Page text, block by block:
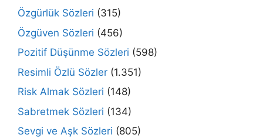
Özgürlük Sözleri (315)
Özgüven Sözleri (456)
Pozitif Düşünme Sözleri (598)
Resimli Özlü Sözler (1.351)
Risk Almak Sözleri (148)
Sabretmek Sözleri (134)
Sevgi ve Aşk Sözleri (805)